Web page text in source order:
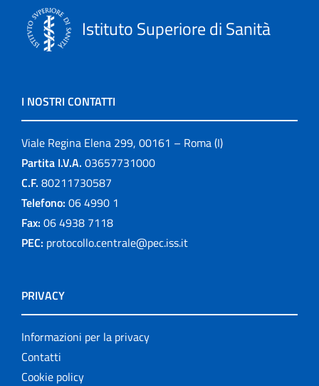
Istituto Superiore di Sanità
I NOSTRI CONTATTI
Viale Regina Elena 299, 00161 – Roma (I)
Partita I.V.A. 03657731000
C.F. 80211730587
Telefono: 06 4990 1
Fax: 06 4938 7118
PEC: protocollo.centrale@pec.iss.it
PRIVACY
Informazioni per la privacy
Contatti
Cookie policy